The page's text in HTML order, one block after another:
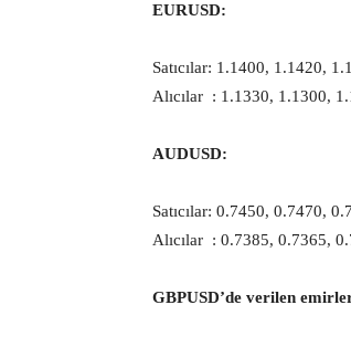
EURUSD:
Satıcılar: 1.1400, 1.1420,
Alıcılar : 1.1330, 1.1300,
AUDUSD:
Satıcılar: 0.7450, 0.7470,
Alıcılar : 0.7385, 0.7365,
GBPUSD’de verilen